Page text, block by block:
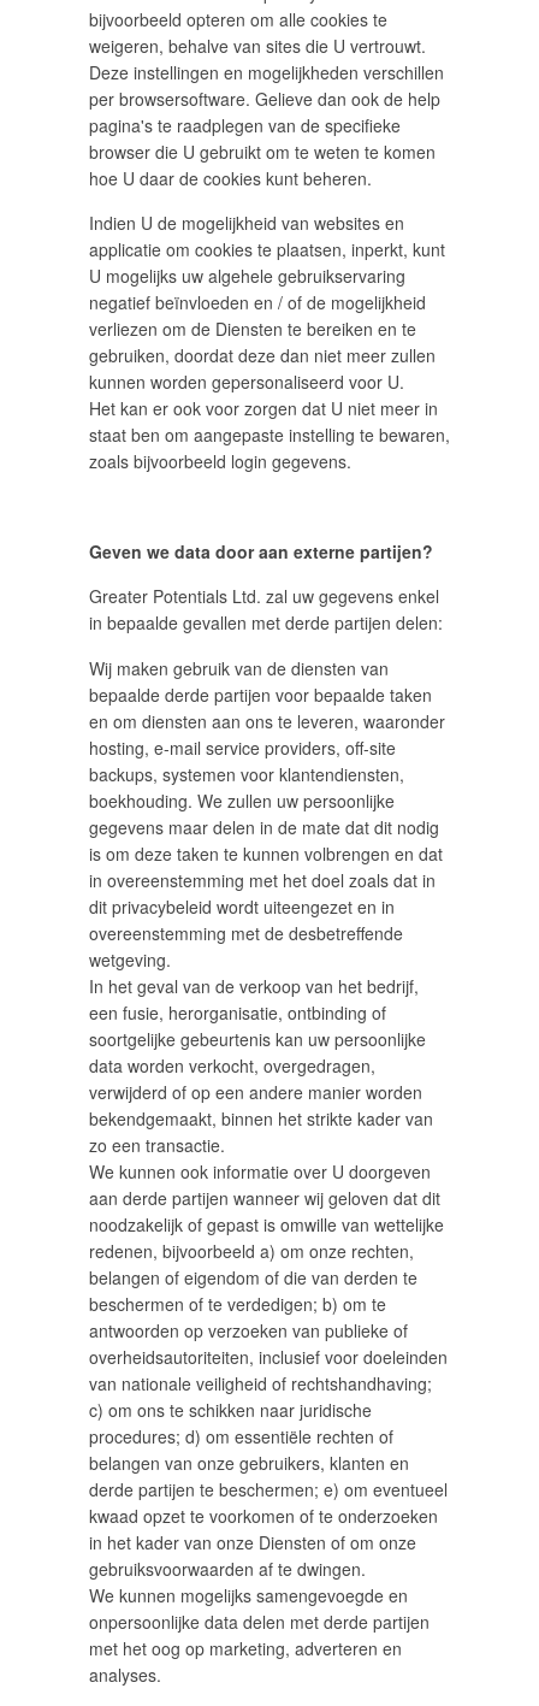
bijvoorbeeld opteren om alle cookies te
weigeren, behalve van sites die U vertrouwt.
Deze instellingen en mogelijkheden verschillen
per browsersoftware. Gelieve dan ook de help
pagina's te raadplegen van de specifieke
browser die U gebruikt om te weten te komen
hoe U daar de cookies kunt beheren.
Indien U de mogelijkheid van websites en
applicatie om cookies te plaatsen, inperkt, kunt
U mogelijks uw algehele gebruikservaring
negatief beïnvloeden en / of de mogelijkheid
verliezen om de Diensten te bereiken en te
gebruiken, doordat deze dan niet meer zullen
kunnen worden gepersonaliseerd voor U.
Het kan er ook voor zorgen dat U niet meer in
staat ben om aangepaste instelling te bewaren,
zoals bijvoorbeeld login gegevens.
Geven we data door aan externe partijen?
Greater Potentials Ltd. zal uw gegevens enkel
in bepaalde gevallen met derde partijen delen:
Wij maken gebruik van de diensten van
bepaalde derde partijen voor bepaalde taken
en om diensten aan ons te leveren, waaronder
hosting, e-mail service providers, off-site
backups, systemen voor klantendiensten,
boekhouding. We zullen uw persoonlijke
gegevens maar delen in de mate dat dit nodig
is om deze taken te kunnen volbrengen en dat
in overeenstemming met het doel zoals dat in
dit privacybeleid wordt uiteengezet en in
overeenstemming met de desbetreffende
wetgeving.
In het geval van de verkoop van het bedrijf,
een fusie, herorganisatie, ontbinding of
soortgelijke gebeurtenis kan uw persoonlijke
data worden verkocht, overgedragen,
verwijderd of op een andere manier worden
bekendgemaakt, binnen het strikte kader van
zo een transactie.
We kunnen ook informatie over U doorgeven
aan derde partijen wanneer wij geloven dat dit
noodzakelijk of gepast is omwille van wettelijke
redenen, bijvoorbeeld a) om onze rechten,
belangen of eigendom of die van derden te
beschermen of te verdedigen; b) om te
antwoorden op verzoeken van publieke of
overheidsautoriteiten, inclusief voor doeleinden
van nationale veiligheid of rechtshandhaving;
c) om ons te schikken naar juridische
procedures; d) om essentiële rechten of
belangen van onze gebruikers, klanten en
derde partijen te beschermen; e) om eventueel
kwaad opzet te voorkomen of te onderzoeken
in het kader van onze Diensten of om onze
gebruiksvoorwaarden af te dwingen.
We kunnen mogelijks samengevoegde en
onpersoonlijke data delen met derde partijen
met het oog op marketing, adverteren en
analyses.